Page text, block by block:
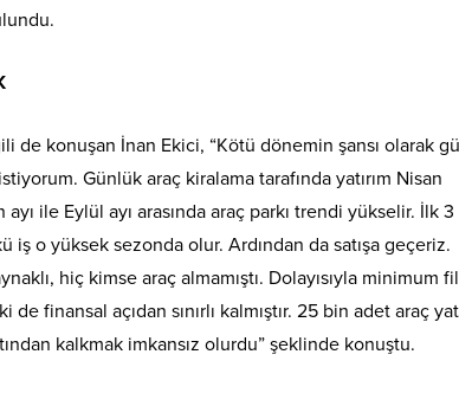
konuşan İnan Ekici, “Kötü dönemin şansı olarak
Günlük araç kiralama tarafında yatırım Nisan
ile Eylül ayı arasında araç parkı trendi yükselir. İlk
iş o yüksek sezonda olur. Ardından da satışa geçeriz.
hiç kimse araç almamıştı. Dolayısıyla minimum
finansal açıdan sınırlı kalmıştır. 25 bin adet araç
kalkmak imkansız olurdu” şeklinde konuştu.